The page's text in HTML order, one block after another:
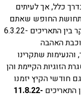
כלל, אך לעיתים
החופש שאתם
ובעיקר בין התאריכים 6.3.22-
כוכבת האהבה
שתקרינו
הזוגיות הקיימת והן
חודשי הקיץ יזמנו
התאריכים 11.8.22-